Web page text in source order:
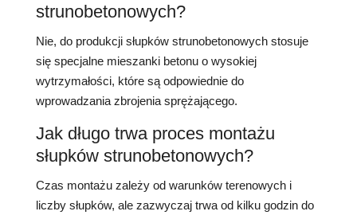
strunobetonowych?
Nie, do produkcji słupków strunobetonowych stosuje
się specjalne mieszanki betonu o wysokiej
wytrzymałości, które są odpowiednie do
wprowadzania zbrojenia sprężającego.
Jak długo trwa proces montażu
słupków strunobetonowych?
Czas montażu zależy od warunków terenowych i
liczby słupków, ale zazwyczaj trwa od kilku godzin do